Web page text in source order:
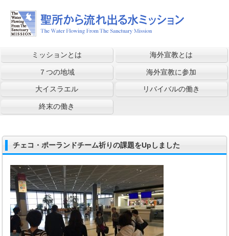
ミッションとは 海外宣教とは
７つの地域 海外宣教に参加
大イスラエル リバイバルの働き
終末の働き
チェコ・ポーランドチーム祈りの課題をUpしました